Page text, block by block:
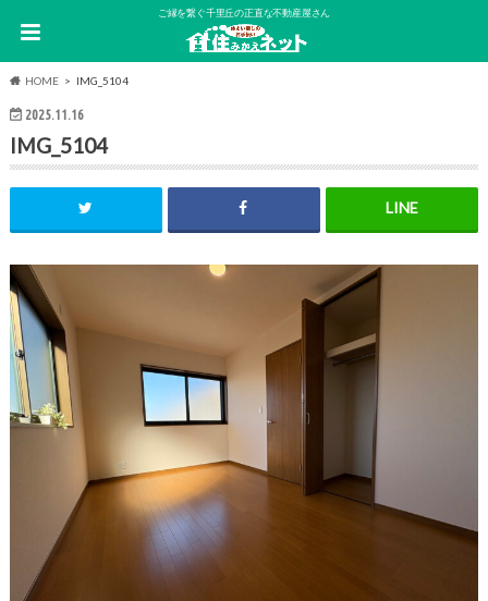
ご縁を繋ぐ千里丘の正直な不動産屋さん
HOME IMG_5104
2025.11.16
IMG_5104